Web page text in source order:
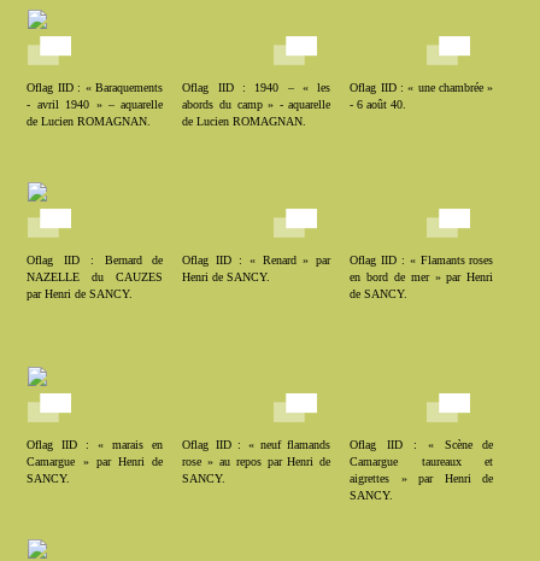
Oflag IID : « Baraquements
- avril 1940 » – aquarelle
de Lucien ROMAGNAN.
Oflag IID : 1940 – « les
abords du camp » - aquarelle
de Lucien ROMAGNAN.
Oflag IID : « une chambrée »
- 6 août 40.
Oflag IID : Bernard de
NAZELLE du CAUZES
par Henri de SANCY.
Oflag IID : « Renard » par
Henri de SANCY.
Oflag IID : « Flamants roses
en bord de mer » par Henri
de SANCY.
Oflag IID : « marais en
Camargue » par Henri de
SANCY.
Oflag IID : « neuf flamands
rose » au repos par Henri de
SANCY.
Oflag IID : « Scène de
Camargue taureaux et
aigrettes » par Henri de
SANCY.